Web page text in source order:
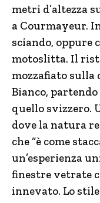
metri d’altezza
a Courmayeur.
sciando, oppure
motoslitta. Il
mozzafiato sulla
Bianco,
quello svizzero.
dove la natura
che “è come
un’esperienza
finestre vetrate
innevato. Lo